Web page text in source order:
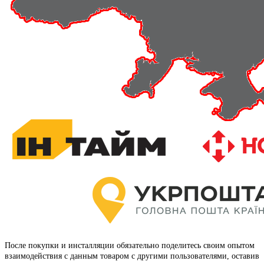
После покупки и инсталляции обязательно поделитесь своим опытом
взаимодействия с данным товаром с другими пользователями, оставив